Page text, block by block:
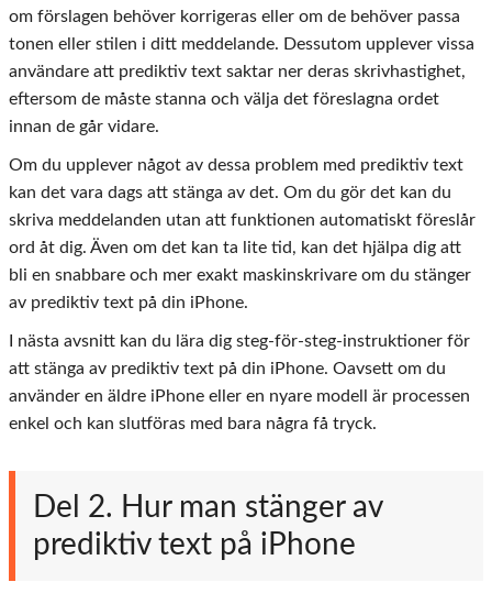
om förslagen behöver korrigeras eller om de behöver passa
tonen eller stilen i ditt meddelande. Dessutom upplever vissa
användare att prediktiv text saktar ner deras skrivhastighet,
eftersom de måste stanna och välja det föreslagna ordet
innan de går vidare.
Om du upplever något av dessa problem med prediktiv text
kan det vara dags att stänga av det. Om du gör det kan du
skriva meddelanden utan att funktionen automatiskt föreslår
ord åt dig. Även om det kan ta lite tid, kan det hjälpa dig att
bli en snabbare och mer exakt maskinskrivare om du stänger
av prediktiv text på din iPhone.
I nästa avsnitt kan du lära dig steg-för-steg-instruktioner för
att stänga av prediktiv text på din iPhone. Oavsett om du
använder en äldre iPhone eller en nyare modell är processen
enkel och kan slutföras med bara några få tryck.
Del 2. Hur man stänger av
prediktiv text på iPhone